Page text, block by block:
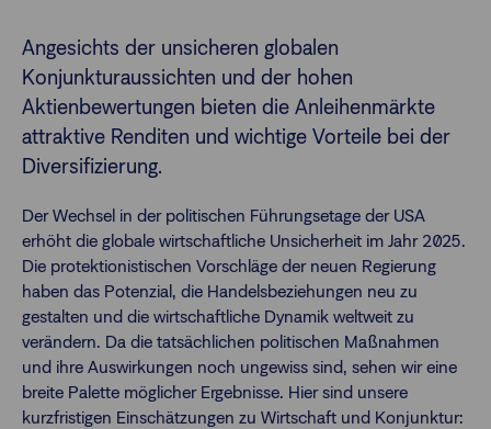
Anlegende
Newsletter
Kontakt
Login
Angesichts der unsicheren globalen
Konjunkturaussichten und der hohen
Aktienbewertungen bieten die Anleihenmärkte
attraktive Renditen und wichtige Vorteile bei der
Diversifizierung.
Der Wechsel in der politischen Führungsetage der USA
erhöht die globale wirtschaftliche Unsicherheit im Jahr 2025.
Die protektionistischen Vorschläge der neuen Regierung
haben das Potenzial, die Handelsbeziehungen neu zu
gestalten und die wirtschaftliche Dynamik weltweit zu
verändern. Da die tatsächlichen politischen Maßnahmen
und ihre Auswirkungen noch ungewiss sind, sehen wir eine
breite Palette möglicher Ergebnisse. Hier sind unsere
kurzfristigen Einschätzungen zu Wirtschaft und Konjunktur: